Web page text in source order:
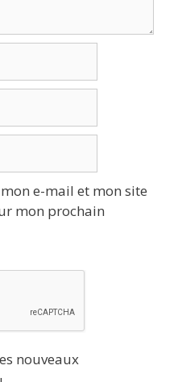
e-mail et mon site
mon prochain
nouveaux